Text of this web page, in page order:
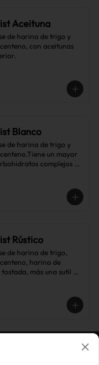
Aceituna
de harina de trigo y
con aceitunas
Blanco
de harina de trigo y
un mayor
complejos
Rústico
de harina de trigo,
harina de
más una sutil